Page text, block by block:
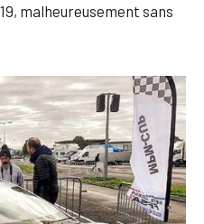
malheureusement sans